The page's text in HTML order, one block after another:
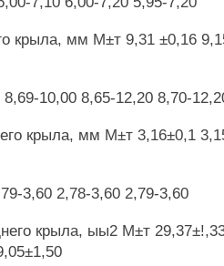
крыла, мм М±т 9,31 ±0,16
10,00 8,65-12,20 8,70-
крыла, мм М±т 3,16±0,1
3,60 2,78-3,60 2,79-3,60
крыла, ыы2 М±т